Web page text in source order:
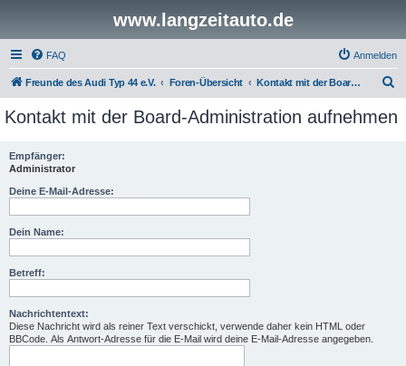
www.langzeitauto.de
FAQ Anmelden
Freunde des Audi Typ 44 e.V. Foren-Übersicht Kontakt mit der Board-Administration aufnehmen
c
Kontakt mit der Board-Administration aufnehmen
Empfänger:
Administrator
Deine E-Mail-Adresse:
Dein Name:
Betreff:
Nachrichtentext:
Diese Nachricht wird als reiner Text verschickt, verwende daher kein HTML oder
BBCode. Als Antwort-Adresse für die E-Mail wird deine E-Mail-Adresse angegeben.